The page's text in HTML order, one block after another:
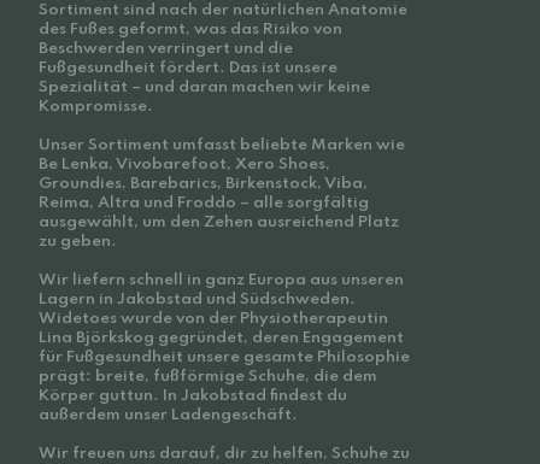
Sortiment sind nach der natürlichen Anatomie
des Fußes geformt, was das Risiko von
Beschwerden verringert und die
Fußgesundheit fördert. Das ist unsere
Spezialität – und daran machen wir keine
Kompromisse.
Unser Sortiment umfasst beliebte Marken wie
Be Lenka, Vivobarefoot, Xero Shoes,
Groundies, Barebarics, Birkenstock, Viba,
Reima, Altra und Froddo – alle sorgfältig
ausgewählt, um den Zehen ausreichend Platz
zu geben.
Wir liefern schnell in ganz Europa aus unseren
Lagern in Jakobstad und Südschweden.
Widetoes wurde von der Physiotherapeutin
Lina Björkskog gegründet, deren Engagement
für Fußgesundheit unsere gesamte Philosophie
prägt: breite, fußförmige Schuhe, die dem
Körper guttun. In Jakobstad findest du
außerdem unser Ladengeschäft.
Wir freuen uns darauf, dir zu helfen, Schuhe zu